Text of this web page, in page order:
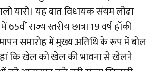
यारो। यह बात विधायक संयम लोढा
राज्य स्तरीय छात्रा 19 वर्ष हॉकी
समारोह में मुख्य अतिथि के रूप में बोल
कि खेल को खेल की भावना से खेलने